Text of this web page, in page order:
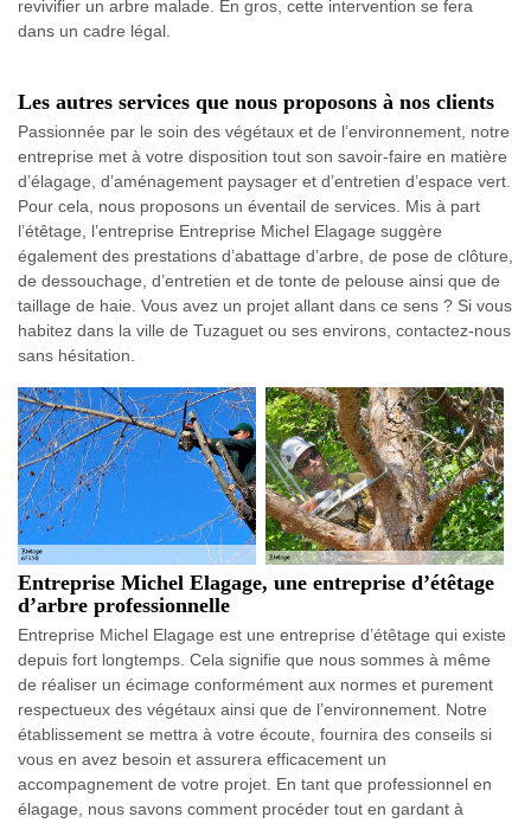
revivifier un arbre malade. En gros, cette intervention se fera
dans un cadre légal.
Les autres services que nous proposons à nos clients
Passionnée par le soin des végétaux et de l’environnement, notre
entreprise met à votre disposition tout son savoir-faire en matière
d’élagage, d’aménagement paysager et d’entretien d’espace vert.
Pour cela, nous proposons un éventail de services. Mis à part
l’étêtage, l’entreprise Entreprise Michel Elagage suggère
également des prestations d’abattage d’arbre, de pose de clôture,
de dessouchage, d’entretien et de tonte de pelouse ainsi que de
taillage de haie. Vous avez un projet allant dans ce sens ? Si vous
habitez dans la ville de Tuzaguet ou ses environs, contactez-nous
sans hésitation.
Entreprise Michel Elagage, une entreprise d’étêtage
d’arbre professionnelle
Entreprise Michel Elagage est une entreprise d’étêtage qui existe
depuis fort longtemps. Cela signifie que nous sommes à même
de réaliser un écimage conformément aux normes et purement
respectueux des végétaux ainsi que de l’environnement. Notre
établissement se mettra à votre écoute, fournira des conseils si
vous en avez besoin et assurera efficacement un
accompagnement de votre projet. En tant que professionnel en
élagage, nous savons comment procéder tout en gardant à